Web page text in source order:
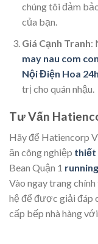
chúng tôi đảm
của bạn.
Giá Cạnh Tranh:
may nau com
Nội Điện Hoa 24h
trị cho quán nhậu.
Tư Vấn
Hãy để Hatiencorp
ăn công nghiệp thiết
Bean Quận 1
Vào ngay trang
hệ để được giải đáp
cấp bếp nhà hàng